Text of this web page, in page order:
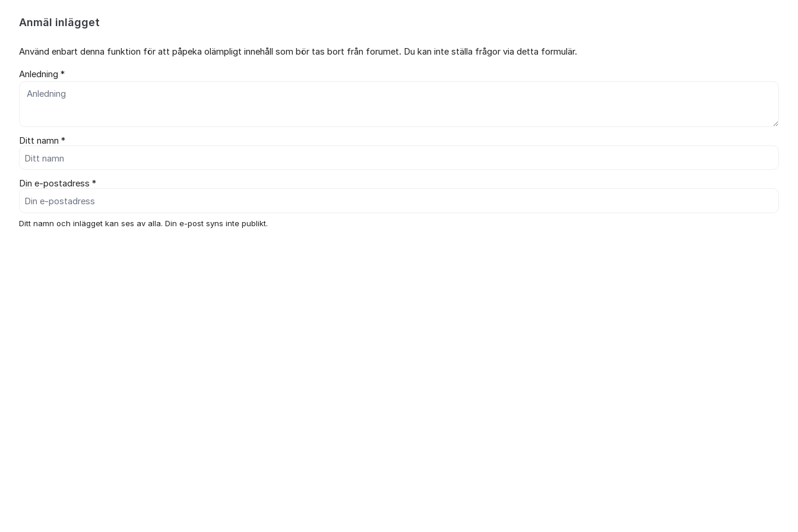
Anmäl inlägget
Använd enbart denna funktion för att påpeka olämpligt innehåll som bör tas bort från forumet. Du kan inte ställa frågor via detta formulär.
Anledning *
Ditt namn *
Din e-postadress *
Ditt namn och inlägget kan ses av alla. Din e-post syns inte publikt.